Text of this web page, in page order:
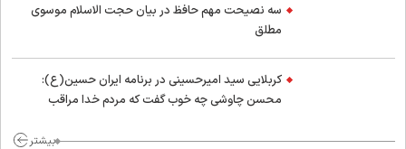
سه نصیحت مهم حافظ در بیان حجت الاسلام موسوی
مطلق
کربلایی سید امیر‌حسینی در برنامه ایران حسین(ع):
محسن چاوشی چه خوب گفت که مردم خدا مراقب
بیشتر